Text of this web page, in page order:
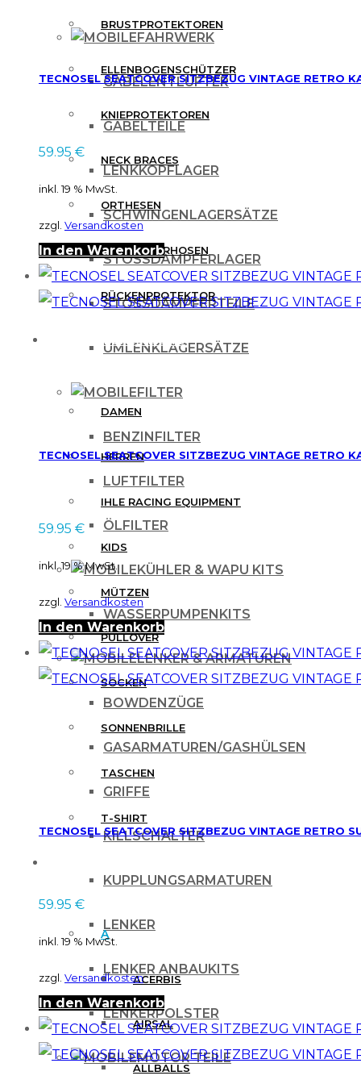
FAHRWERK
GABELENTLÜFTER
GABELTEILE
LENKKOPFLAGER
SCHWINGENLAGERSÄTZE
STOSSDÄMPFERLAGER
STOSSDÄMPFERTEILE
UMLENKLAGERSÄTZE
FILTER
BENZINFILTER
LUFTFILTER
ÖLFILTER
KÜHLER & WAPU KITS
WASSERPUMPENKITS
LENKER & ARMATUREN
BOWDENZÜGE
GASARMATUREN/GASHÜLSEN
GRIFFE
KILLSCHALTER
KUPPLUNGSARMATUREN
LENKER
LENKER ANBAUKITS
LENKERPOLSTER
MOTOR TEILE
BRUSTPROTEKTOREN
ELLENBOGENSCHÜTZER
KNIEPROTEKTOREN
NECK BRACES
ORTHESEN
PROTEKTORHOSEN
RÜCKENPROTEKTOR
FREIZEITBEKLEIDUNG
DAMEN
HERREN
IHLE RACING EQUIPMENT
KIDS
MÜTZEN
PULLOVER
SOCKEN
SONNENBRILLE
TASCHEN
T-SHIRT
A
ACERBIS
AIRSAL
ALLBALLS
TECNOSEL SEATCOVER SITZBEZUG VINTAGE RETRO
59.95 €
inkl. 19 % MwSt.
zzgl. Versandkosten
In den Warenkorb
TECNOSEL SEATCOVER SITZBEZUG VINTAGE RETRO
59.95 €
inkl. 19 % MwSt.
zzgl. Versandkosten
In den Warenkorb
TECNOSEL SEATCOVER SITZBEZUG VINTAGE RETRO
59.95 €
inkl. 19 % MwSt.
zzgl. Versandkosten
In den Warenkorb